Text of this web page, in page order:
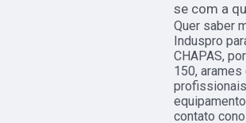
se com a
Quer saber
Induspro
CHAPAS,
150,
contato